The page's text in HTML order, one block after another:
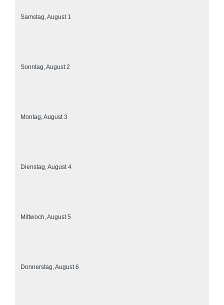
Samstag,August1
Sonntag,August2
Montag,August3
Dienstag,August4
Mittwoch,August5
Donnerstag,August6